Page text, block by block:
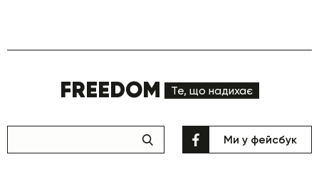
FREEDOM Те, що надихає
Ми у фейсбук